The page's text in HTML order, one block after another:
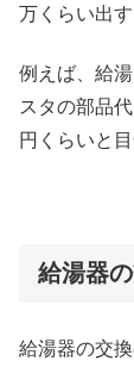
万くらい出
例えば、給
スタの部品
円くらいと
給湯器
給湯器の交